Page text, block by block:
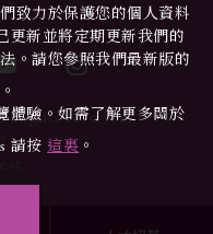
Rights reserved.
致力於保護您的個人資料
更新並將定期更新我們的
。請您參照我們最新版的
。
體驗。如需了解更多關於
請按 這裏 。